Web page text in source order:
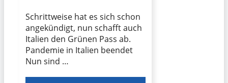
Schrittweise hat es sich schon
angekündigt, nun schafft auch
Italien den Grünen Pass ab.
Pandemie in Italien beendet
Nun sind …